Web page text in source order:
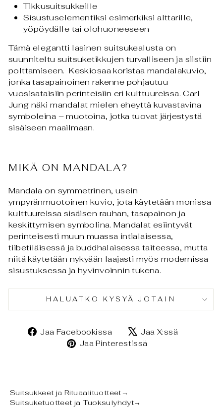
Tikkusuitsukkeille
Sisustuselementiksi esimerkiksi alttarille,
yöpöydälle tai olohuoneeseen
Tämä elegantti lasinen suitsukealusta on
suunniteltu suitsuketikkujen turvalliseen ja siistiin
polttamiseen. Keskiosaa koristaa mandalakuvio,
jonka tasapainoinen rakenne pohjautuu
vuosisataisiin perinteisiin eri kulttuureissa. Carl
Jung näki mandalat mielen eheyttä kuvastavina
symboleina – muotoina, jotka tuovat järjestystä
sisäiseen maailmaan.
MIKÄ ON MANDALA?
Mandala on symmetrinen, usein
ympyränmuotoinen kuvio, jota käytetään monissa
kulttuureissa sisäisen rauhan, tasapainon ja
keskittymisen symbolina. Mandalat esiintyvät
perinteisesti muun muassa intialaisessa,
tiibetiläisessä ja buddhalaisessa taiteessa, mutta
niitä käytetään nykyään laajasti myös modernissa
sisustuksessa ja hyvinvoinnin tukena.
HALUATKO KYSYÄ JOTAIN
Jaa Facebookissa
Jaa
Facebookissa
Jaa X:ssä
Jaa Pinterestissä
Suitsukkeet ja Rituaalituotteet→
Suitsuketuotteet ja Tuoksulyhdyt→